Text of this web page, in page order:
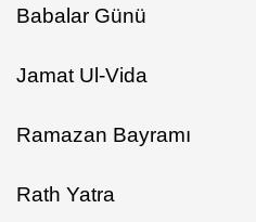
Babalar Günü
Jamat Ul-Vida
Ramazan Bayramı
Rath Yatra